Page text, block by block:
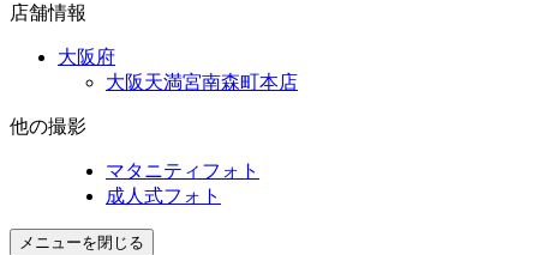
店舗情報
大阪府
大阪天満宮南森町本店
他の撮影
マタニティフォト
成人式フォト
メニューを閉じる